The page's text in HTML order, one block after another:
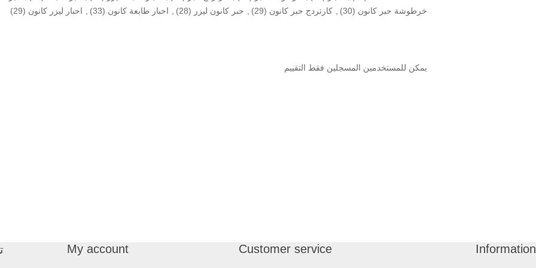
خرطوشة حبر كانون (30) كارتردج حبر كانون (29) حبر كانون ليزر (28) احبار طابعة كانون (33) احبار ليزر كانون (29)
يمكن للمستخدمين المسجلين فقط التقييم
Information
Customer service
My account